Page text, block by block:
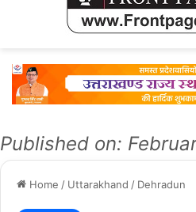
Published on:
Home / Uttarakhand / Dehradun